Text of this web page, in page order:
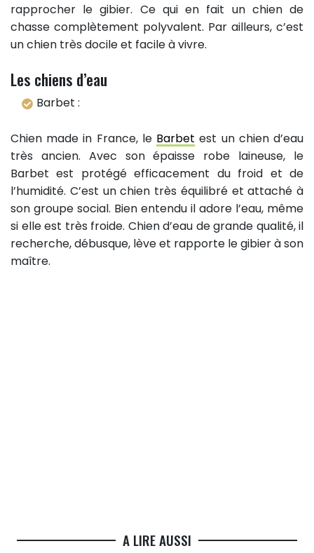
rapprocher le gibier. Ce qui en fait un chien de
chasse complètement polyvalent. Par ailleurs, c’est
un chien très docile et facile à vivre.
Les chiens d’eau
Barbet :
Chien made in France, le Barbet est un chien d’eau
très ancien. Avec son épaisse robe laineuse, le
Barbet est protégé efficacement du froid et de
l’humidité. C’est un chien très équilibré et attaché à
son groupe social. Bien entendu il adore l’eau, même
si elle est très froide. Chien d’eau de grande qualité, il
recherche, débusque, lève et rapporte le gibier à son
maître.
A LIRE AUSSI